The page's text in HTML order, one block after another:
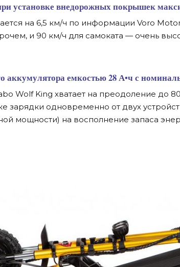
установке внедорожных покрышек
на 6,5 км/ч по информации Voro
и 90 км/ч для самоката — очень
аккумулятора емкостью 28 А•ч с
Wolf King хватает на преодоление до
зарядки одновременно от двух
мощности) на восполнение запаса